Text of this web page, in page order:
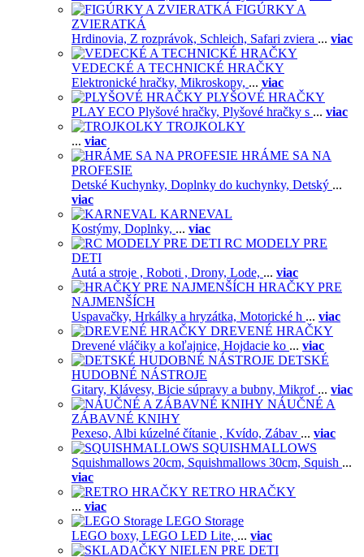
FIGÚRKY A
ZVIERATKÁ
Hrdinovia, Z rozprávok, Schleich, Safari zviera ... viac
VEDECKÉ A TECHNICKÉ HRAČKY
Elektronické hračky, Mikroskopy, ... viac
PLYŠOVÉ HRAČKY
PLAY ECO Plyšové hračky, Plyšové hračky s ... viac
TROJKOLKY
... viac
HRÁME SA NA
PROFESIE
Detské Kuchynky, Doplnky do kuchynky, Detský ...
viac
KARNEVAL
Kostýmy, Doplnky, ... viac
RC MODELY PRE
DETI
Autá a stroje , Roboti , Drony, Lode, ... viac
HRAČKY PRE
NAJMENŠÍCH
Uspavačky, Hrkálky a hryzátka, Motorické h ... viac
DREVENÉ HRAČKY
Drevené vláčiky a koľajnice, Hojdacie ko ... viac
DETSKÉ
HUDOBNÉ NÁSTROJE
Gitary, Klávesy, Bicie súpravy a bubny, Mikrof ... viac
NÁUČNÉ A
ZÁBAVNÉ KNIHY
Pexeso, Albi kúzelné čítanie , Kvído, Zábav ... viac
SQUISHMALLOWS
Squishmallows 20cm, Squishmallows 30cm, Squish ...
viac
RETRO HRAČKY
... viac
LEGO Storage
LEGO boxy, LEGO LED Lite, ... viac